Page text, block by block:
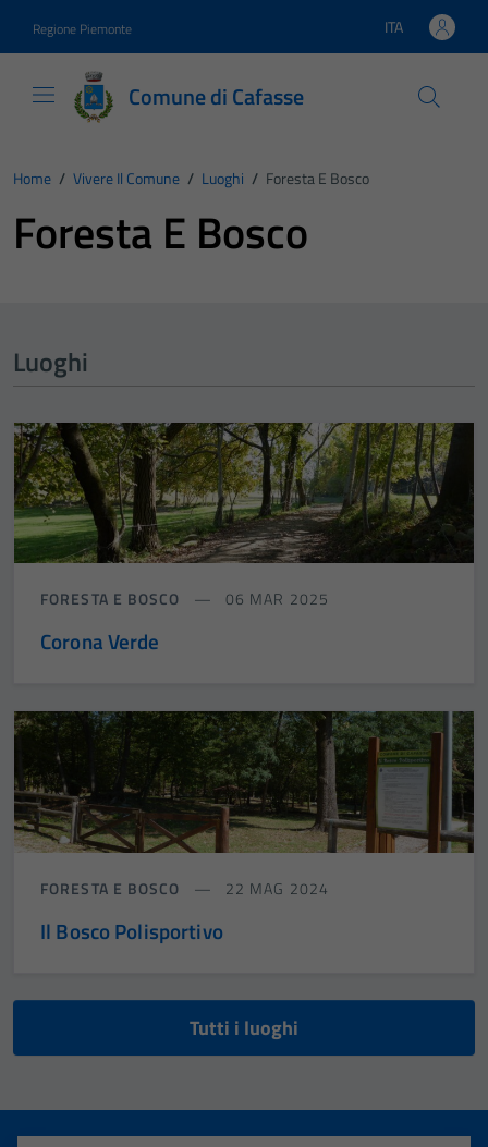
Regione Piemonte Lingua attiva:
ITA
Comune di Cafasse
Home / Vivere Il Comune / Luoghi / Foresta E Bosco
Foresta E Bosco
Luoghi
FORESTA E BOSCO 06 MAR 2025
Corona Verde
FORESTA E BOSCO 22 MAG 2024
Il Bosco Polisportivo
Tutti i luoghi